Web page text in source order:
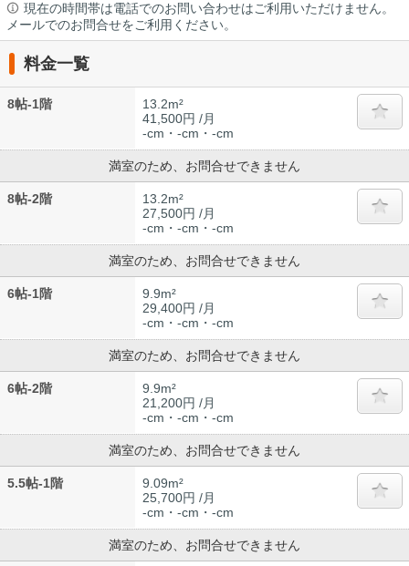
現在の時間帯は電話でのお問い合わせはご利用いただけません。
メールでのお問合せをご利用ください。
料金一覧
8帖-1階
13.2m²
41,500円 /月
-cm・-cm・-cm
満室のため、お問合せできません
8帖-2階
13.2m²
27,500円 /月
-cm・-cm・-cm
満室のため、お問合せできません
6帖-1階
9.9m²
29,400円 /月
-cm・-cm・-cm
満室のため、お問合せできません
6帖-2階
9.9m²
21,200円 /月
-cm・-cm・-cm
満室のため、お問合せできません
5.5帖-1階
9.09m²
25,700円 /月
-cm・-cm・-cm
満室のため、お問合せできません